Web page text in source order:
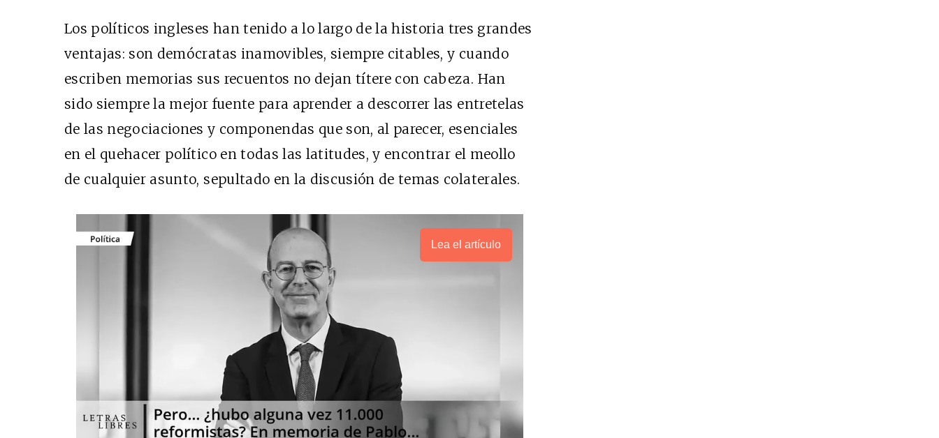
Los políticos ingleses han tenido a lo largo de la historia tres grandes
ventajas: son demócratas inamovibles, siempre citables, y cuando
escriben memorias sus recuentos no dejan títere con cabeza. Han
sido siempre la mejor fuente para aprender a descorrer las entretelas
de las negociaciones y componendas que son, al parecer, esenciales
en el quehacer político en todas las latitudes, y encontrar el meollo
de cualquier asunto, sepultado en la discusión de temas colaterales.
Lea el artículo